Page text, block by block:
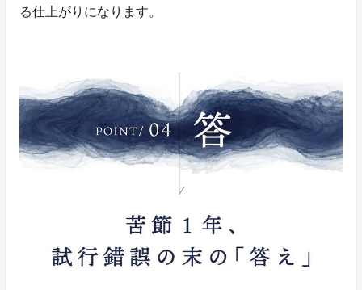
る仕上がりになります。